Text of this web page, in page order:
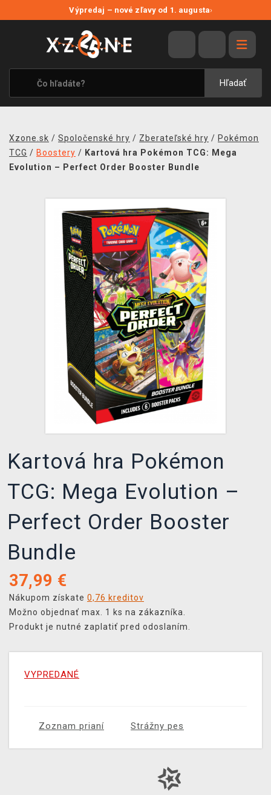
Výpredaj – nové zľavy od 1. augusta›
Hľadať
VÝPREDAJ
VIDEOHRY
XZONE ORIGINALS
TEMATIKY
MERCHANDISE
XZONE KLUB
Xzone.sk / Spoločenské hry / Zberateľské hry / Pokémon
TCG / Boostery / Kartová hra Pokémon TCG: Mega
Evolution – Perfect Order Booster Bundle
Kartová hra Pokémon
TCG: Mega Evolution –
Perfect Order Booster
Bundle
37,99 €
Nákupom získate 0,76 kreditov
Možno objednať max. 1 ks na zákazníka.
Produkt je nutné zaplatiť pred odoslaním.
VYPREDANÉ
Zoznam prianí Strážny pes